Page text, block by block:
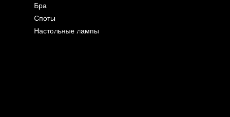
Бра
Споты
Настольные лампы